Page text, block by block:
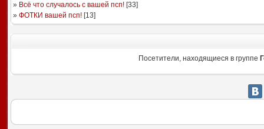
» Всё что случалось с вашей псп![33]
» ФОТКИ вашей псп![13]
Посетители, находящиеся в группе